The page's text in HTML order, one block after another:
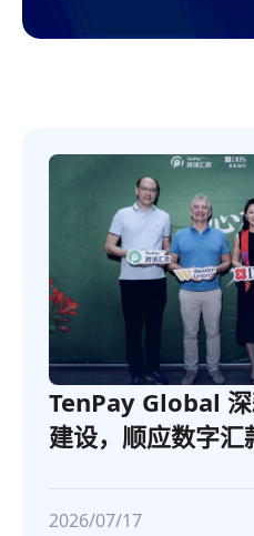
TenPay Global
建设，顺应数字
2026/07/17